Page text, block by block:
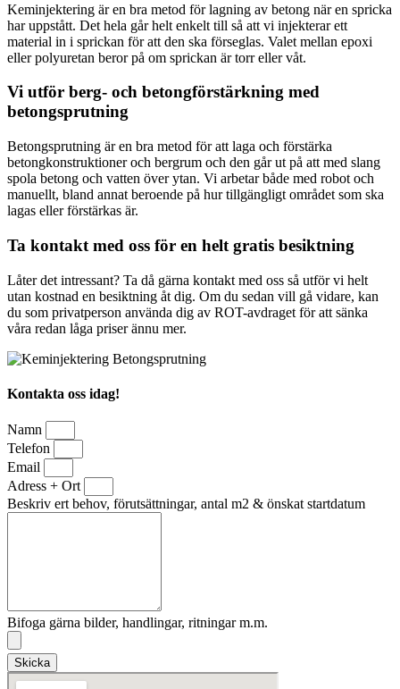
Keminjektering är en bra metod för lagning av betong när en spricka
har uppstått. Det hela går helt enkelt till så att vi injekterar ett
material in i sprickan för att den ska förseglas. Valet mellan epoxi
eller polyuretan beror på om sprickan är torr eller våt.
Vi utför berg- och betongförstärkning med
betongsprutning
Betongsprutning är en bra metod för att laga och förstärka
betongkonstruktioner och bergrum och den går ut på att med slang
spola betong och vatten över ytan. Vi arbetar både med robot och
manuellt, bland annat beroende på hur tillgängligt området som ska
lagas eller förstärkas är.
Ta kontakt med oss för en helt gratis besiktning
Låter det intressant? Ta då gärna kontakt med oss så utför vi helt
utan kostnad en besiktning åt dig. Om du sedan vill gå vidare, kan
du som privatperson använda dig av ROT-avdraget för att sänka
våra redan låga priser ännu mer.
Kontakta oss idag!
Namn
Telefon
Email
Adress + Ort
Beskriv ert behov, förutsättningar, antal m2 & önskat startdatum
Bifoga gärna bilder, handlingar, ritningar m.m.
Skicka